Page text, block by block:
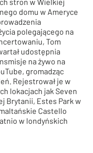
domu w Ameryce
polegającego na
Tom
udostępnia
na żywo na
gromadząc
Rejestrował je w
lokacjach jak Seven
Brytanii, Estes Park w
Castello
w londyńskich